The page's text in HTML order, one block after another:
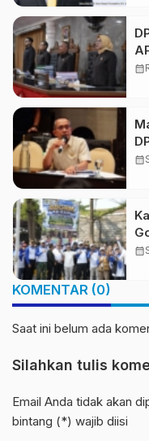
calendar_month
calendar_month
calendar_month
KOMENTAR (0)
Saat ini belum ada
Silahkan tulis
Email Anda tidak akan
bintang (*) wajib diisi